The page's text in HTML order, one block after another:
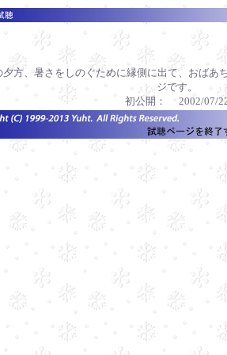
夕方、暑さをしのぐために縁側に出て、おばあ
ジです。
初公開： 2002/07/